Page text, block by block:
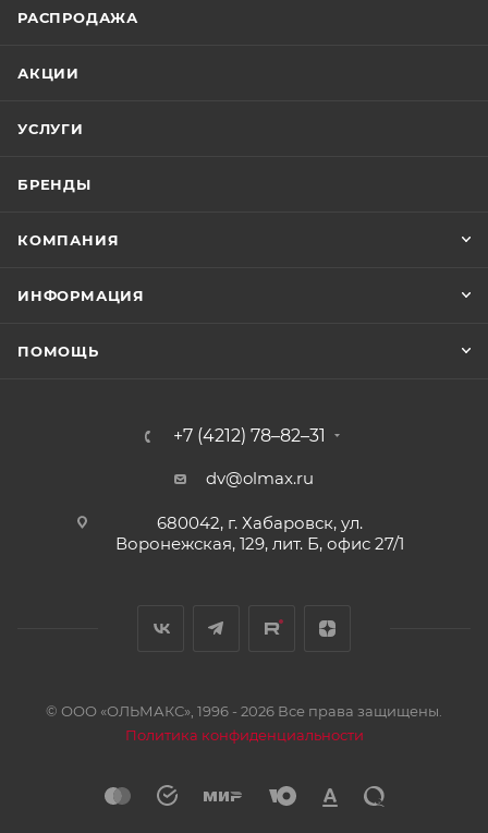
РАСПРОДАЖА
АКЦИИ
УСЛУГИ
БРЕНДЫ
КОМПАНИЯ
ИНФОРМАЦИЯ
ПОМОЩЬ
+7 (4212) 78–82–31
dv@olmax.ru
680042, г. Хабаровск, ул.
Воронежская, 129, лит. Б, офис 27/1
© ООО «ОЛЬМАКС», 1996 - 2026 Все права защищены.
Политика конфиденциальности